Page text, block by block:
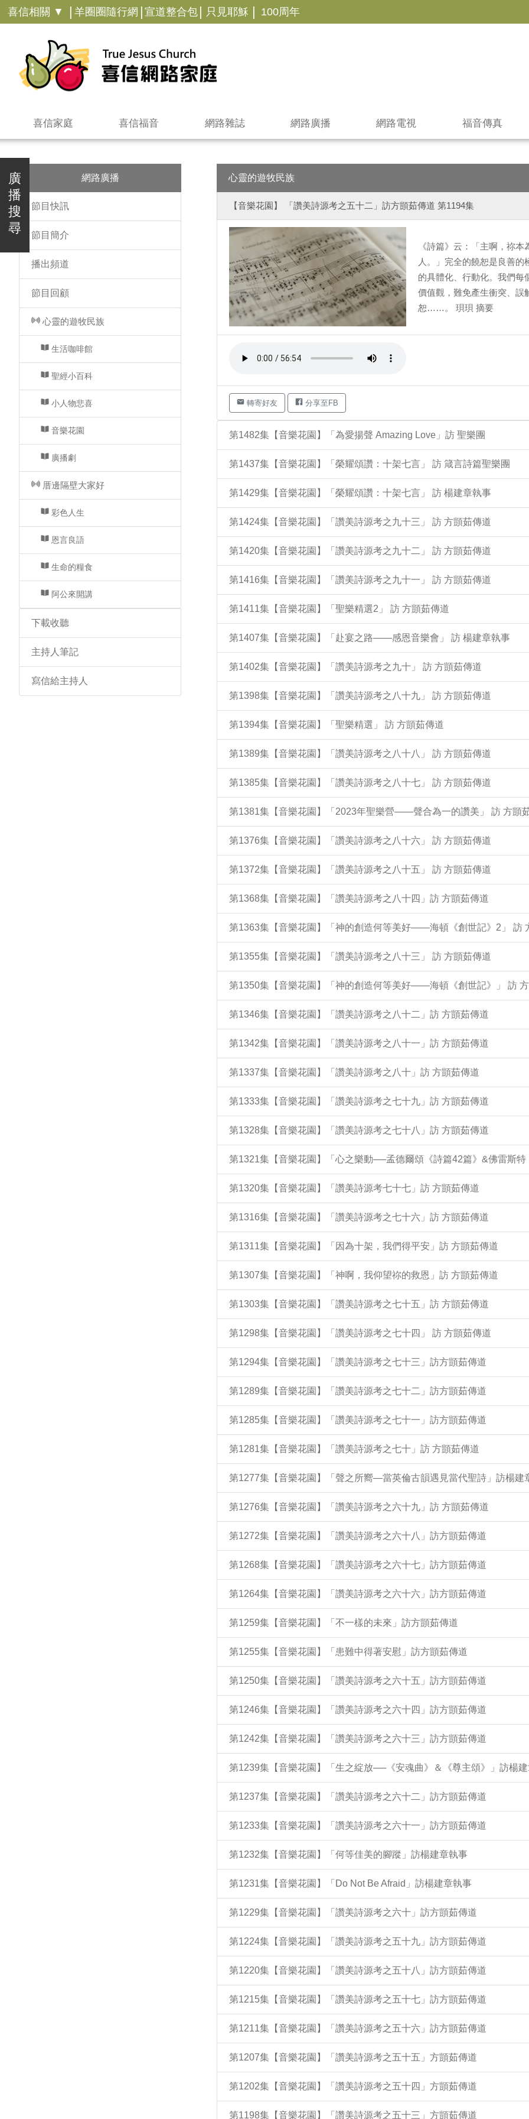
喜信相關 ▼ | 羊圈圈隨行網 | 宣道整合包 | 只見耶穌 | 100周年
喜信家庭 喜信福音 網路雜誌 網路廣播 網路電視 福音傳真
廣
播
搜
尋
網路廣播
節目快訊
節目簡介
播出頻道
節目回顧
心靈的遊牧民族
生活咖啡館
聖經小百科
小人物悲喜
音樂花園
廣播劇
厝邊隔壁大家好
彩色人生
恩言良語
生命的糧食
阿公來開講
下載收聽
主持人筆記
寫信給主持人
心靈的遊牧民族
【音樂花園】 「讚美詩源考之五十二」訪方顗茹傳道 第1194集
《詩篇》云：「主啊，祢
人。」完全的饒恕是良善
的具體化、行動化。我們每
價值觀，難免產生衝突、誤
恕……。 珼珼 摘要
轉寄好友 分享至FB
第1482集【音樂花園】「為愛揚聲 Amazing Love」訪 聖樂團
第1437集【音樂花園】「榮耀頌讚：十架七言」 訪 箴言詩篇聖樂團
第1429集【音樂花園】「榮耀頌讚：十架七言」 訪 楊建章執事
第1424集【音樂花園】「讚美詩源考之九十三」 訪 方顗茹傳道
第1420集【音樂花園】「讚美詩源考之九十二」 訪 方顗茹傳道
第1416集【音樂花園】「讚美詩源考之九十一」 訪 方顗茹傳道
第1411集【音樂花園】「聖樂精選2」 訪 方顗茹傳道
第1407集【音樂花園】「赴宴之路——感恩音樂會」 訪 楊建章執事
第1402集【音樂花園】「讚美詩源考之九十」 訪 方顗茹傳道
第1398集【音樂花園】「讚美詩源考之八十九」 訪 方顗茹傳道
第1394集【音樂花園】「聖樂精選」 訪 方顗茹傳道
第1389集【音樂花園】「讚美詩源考之八十八」 訪 方顗茹傳道
第1385集【音樂花園】「讚美詩源考之八十七」 訪 方顗茹傳道
第1381集【音樂花園】「2023年聖樂營——聲合為一的讚美」 訪 方顗
第1376集【音樂花園】「讚美詩源考之八十六」 訪 方顗茹傳道
第1372集【音樂花園】「讚美詩源考之八十五」 訪 方顗茹傳道
第1368集【音樂花園】「讚美詩源考之八十四」訪 方顗茹傳道
第1363集【音樂花園】「神的創造何等美好——海頓《創世記》2」 訪
第1355集【音樂花園】「讚美詩源考之八十三」 訪 方顗茹傳道
第1350集【音樂花園】「神的創造何等美好——海頓《創世記》」 訪
第1346集【音樂花園】「讚美詩源考之八十二」訪 方顗茹傳道
第1342集【音樂花園】「讚美詩源考之八十一」訪 方顗茹傳道
第1337集【音樂花園】「讚美詩源考之八十」訪 方顗茹傳道
第1333集【音樂花園】「讚美詩源考之七十九」訪 方顗茹傳道
第1328集【音樂花園】「讚美詩源考之七十八」訪 方顗茹傳道
第1321集【音樂花園】「心之樂動──孟德爾頌《詩篇42篇》&佛雷斯
第1320集【音樂花園】「讚美詩源考七十七」訪 方顗茹傳道
第1316集【音樂花園】「讚美詩源考之七十六」訪 方顗茹傳道
第1311集【音樂花園】「因為十架，我們得平安」訪 方顗茹傳道
第1307集【音樂花園】「神啊，我仰望祢的救恩」訪 方顗茹傳道
第1303集【音樂花園】「讚美詩源考之七十五」訪 方顗茹傳道
第1298集【音樂花園】「讚美詩源考之七十四」 訪 方顗茹傳道
第1294集【音樂花園】「讚美詩源考之七十三」訪方顗茹傳道
第1289集【音樂花園】「讚美詩源考之七十二」訪方顗茹傳道
第1285集【音樂花園】「讚美詩源考之七十一」訪方顗茹傳道
第1281集【音樂花園】「讚美詩源考之七十」訪 方顗茹傳道
第1277集【音樂花園】「聲之所嚮—當英倫古韻遇見當代聖詩」訪楊建
第1276集【音樂花園】「讚美詩源考之六十九」訪 方顗茹傳道
第1272集【音樂花園】「讚美詩源考之六十八」訪方顗茹傳道
第1268集【音樂花園】「讚美詩源考之六十七」訪方顗茹傳道
第1264集【音樂花園】「讚美詩源考之六十六」訪方顗茹傳道
第1259集【音樂花園】「不一樣的未來」訪方顗茹傳道
第1255集【音樂花園】「患難中得著安慰」訪方顗茹傳道
第1250集【音樂花園】「讚美詩源考之六十五」訪方顗茹傳道
第1246集【音樂花園】「讚美詩源考之六十四」訪方顗茹傳道
第1242集【音樂花園】「讚美詩源考之六十三」訪方顗茹傳道
第1239集【音樂花園】「生之綻放──《安魂曲》＆《尊主頌》」訪楊
第1237集【音樂花園】「讚美詩源考之六十二」訪方顗茹傳道
第1233集【音樂花園】「讚美詩源考之六十一」訪方顗茹傳道
第1232集【音樂花園】「何等佳美的腳蹤」訪楊建章執事
第1231集【音樂花園】「Do Not Be Afraid」訪楊建章執事
第1229集【音樂花園】「讚美詩源考之六十」訪方顗茹傳道
第1224集【音樂花園】「讚美詩源考之五十九」訪方顗茹傳道
第1220集【音樂花園】「讚美詩源考之五十八」訪方顗茹傳道
第1215集【音樂花園】「讚美詩源考之五十七」訪方顗茹傳道
第1211集【音樂花園】「讚美詩源考之五十六」訪方顗茹傳道
第1207集【音樂花園】「讚美詩源考之五十五」方顗茹傳道
第1202集【音樂花園】「讚美詩源考之五十四」方顗茹傳道
第1198集【音樂花園】「讚美詩源考之五十三」方顗茹傳道